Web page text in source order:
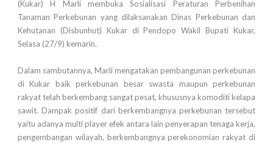
(Kukar) H Marli membuka Sosialisasi Peraturan Perbenihan
Tanaman Perkebunan yang dilaksanakan Dinas Perkebunan dan
Kehutanan (Disbunhut) Kukar di Pendopo Wakil Bupati Kukar,
Selasa (27/9) kemarin.
Dalam sambutannya, Marli mengatakan pembangunan perkebunan
di Kukar baik perkebunan besar swasta maupun perkebunan
rakyat telah berkembang sangat pesat, khususnya komoditi kelapa
sawit. Dampak positif dari berkembangnya perkebunan tersebut
yaitu adanya multi player efek antara lain penyerapan tenaga kerja,
pengembangan wilayah, berkembangnya perekonomian rakyat di